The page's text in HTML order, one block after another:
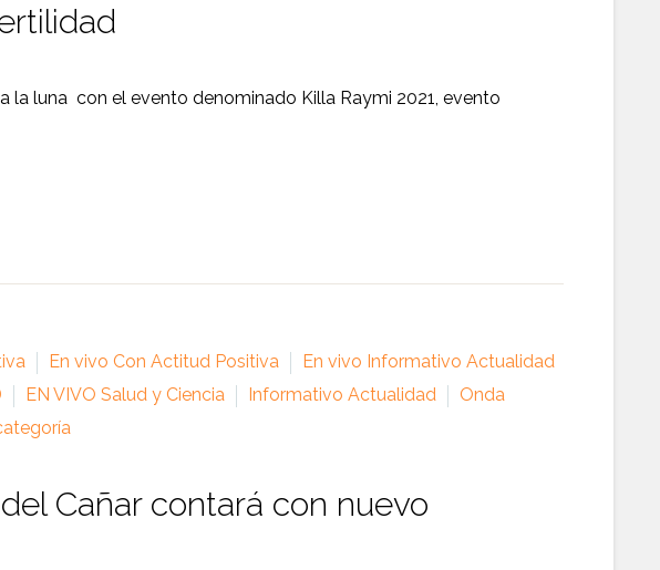
la luna con el evento denominado Killa Raymi 2021, evento
En vivo Con Actitud Positiva
En vivo Informativo Actualidad
EN VIVO Salud y Ciencia Informativo Actualidad
Onda
Cañar contará con nuevo